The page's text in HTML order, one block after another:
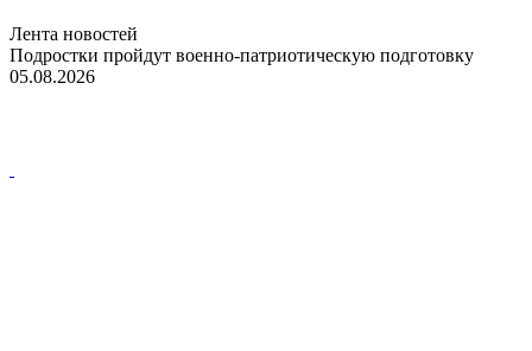
Лента новостей
Подростки пройдут военно-патриотическую подготовку
05.08.2026